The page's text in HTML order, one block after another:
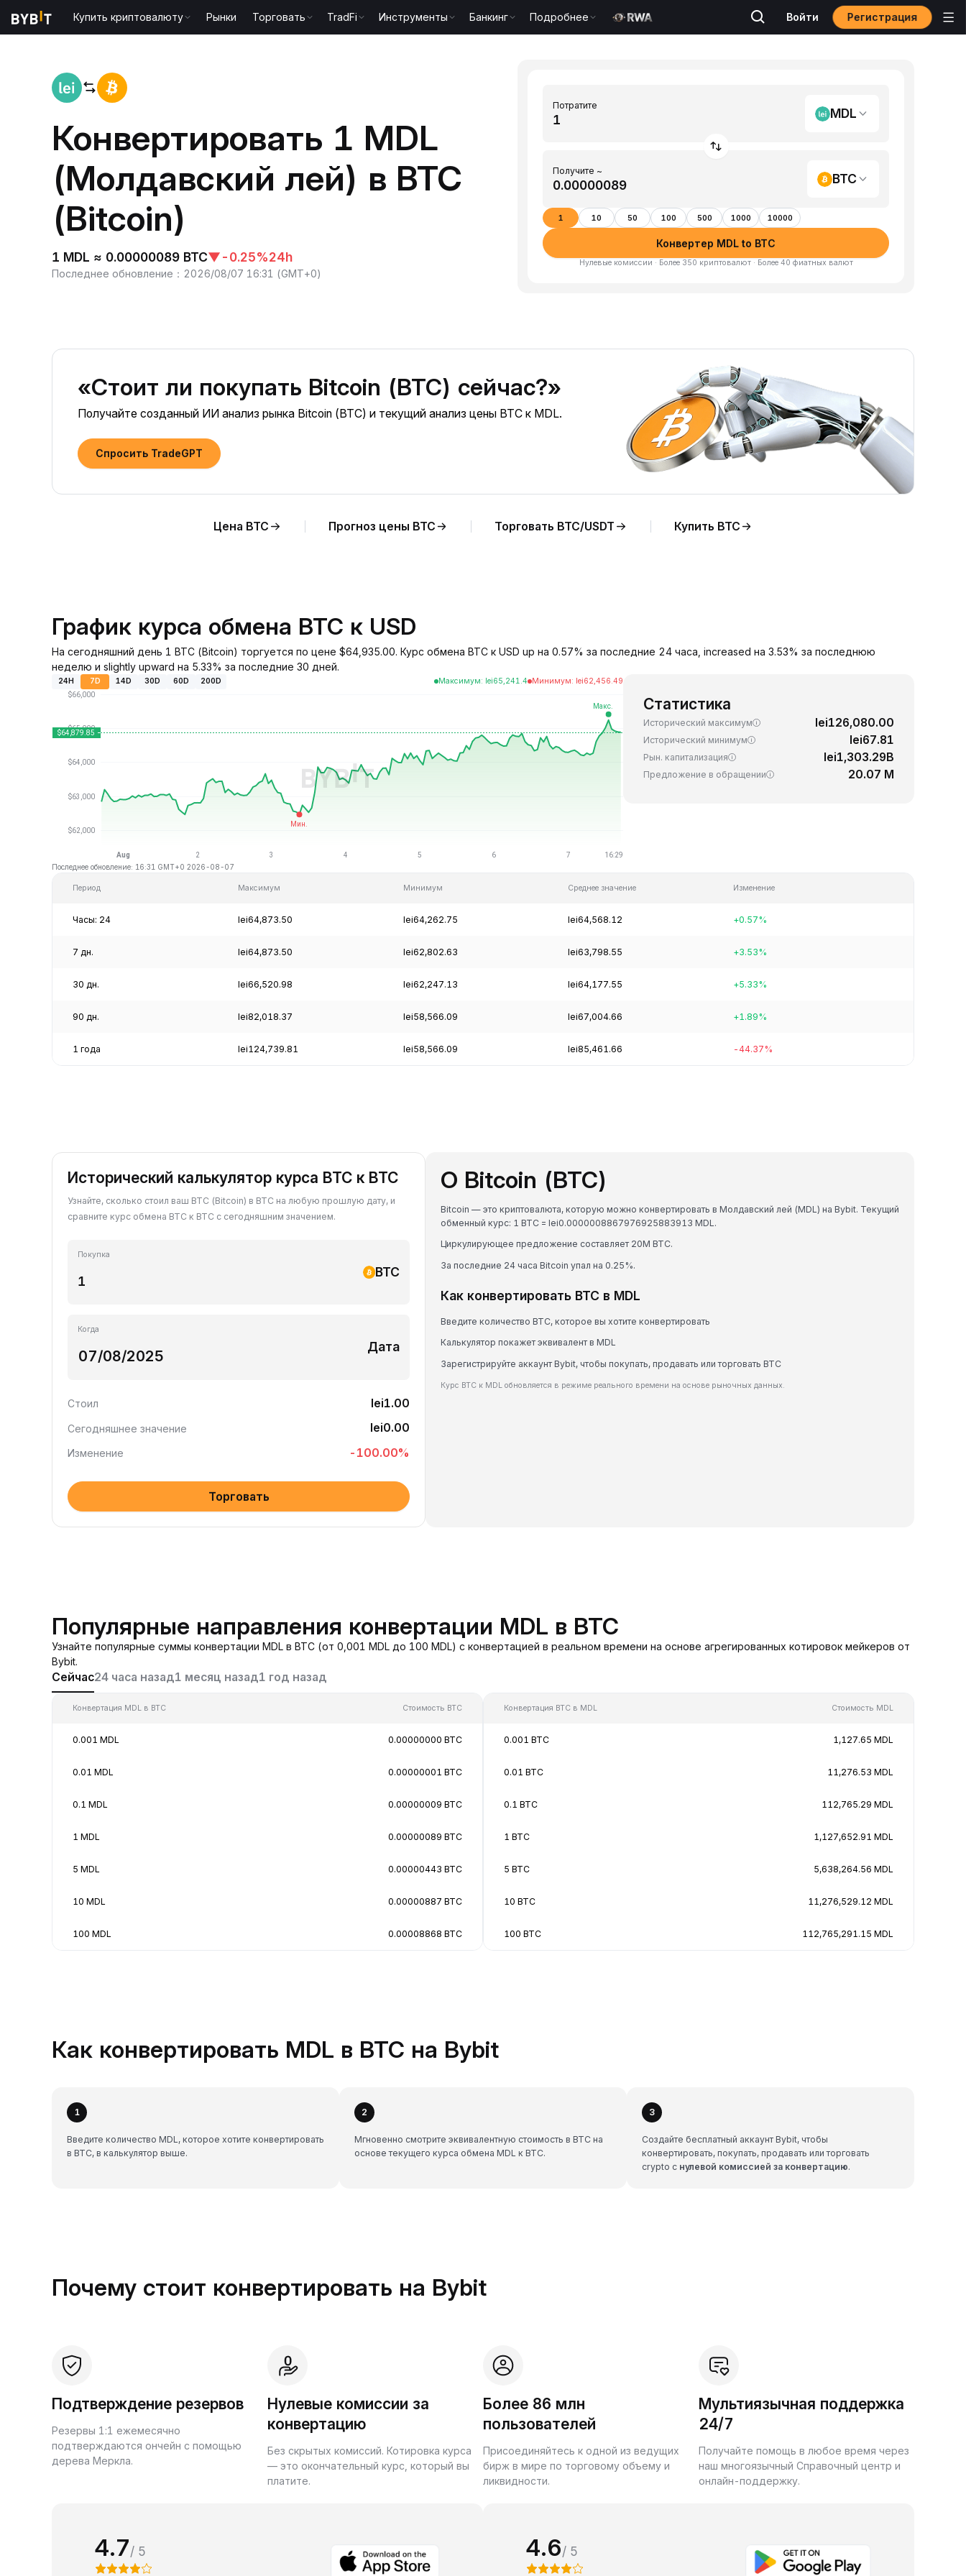
Купить криптовалюту Рынки Торговать TradFi Инструменты Банкинг Подробнее Войти Регистрация
Конвертировать 1 MDL
(Молдавский лей) в BTC
(Bitcoin)
1 MDL ≈ 0.00000089 BTC▼-0.25%24h
Последнее обновление ： 2026/08/07 16:31 (GMT+0)
Потратите
MDL
Получите ~
BTC
1 10 50 100 500 1000 10000
Конвертер MDL to BTC
Нулевые комиссии · Более 350 криптовалют · Более 40 фиатных валют
«Стоит ли покупать Bitcoin (BTC) сейчас?»
Получайте созданный ИИ анализ рынка Bitcoin (BTC) и текущий анализ цены BTC к MDL.
Спросить TradeGPT
Цена BTC Прогноз цены BTC Торговать BTC/USDT Купить BTC
График курса обмена BTC к USD
На сегодняшний день 1 BTC (Bitcoin) торгуется по цене $64,935.00. Курс обмена BTC к USD up на 0.57% за последние 24 часа, increased на 3.53% за последнюю
неделю и slightly upward на 5.33% за последние 30 дней.
24H 7D 14D 30D 60D 200D Максимум: lei65,241.4 Минимум: lei62,456.49
Последнее обновление: 16:31 GMT+0 2026-08-07
Статистика
Исторический максимум lei126,080.00
Исторический минимум lei67.81
Рын. капитализация lei1,303.29B
Предложение в обращении 20.07 M
Период Максимум Минимум Среднее значение Изменение
Часы: 24 lei64,873.50 lei64,262.75 lei64,568.12 +0.57%
7 дн. lei64,873.50 lei62,802.63 lei63,798.55 +3.53%
30 дн. lei66,520.98 lei62,247.13 lei64,177.55 +5.33%
90 дн. lei82,018.37 lei58,566.09 lei67,004.66 +1.89%
1 года lei124,739.81 lei58,566.09 lei85,461.66 -44.37%
Исторический калькулятор курса BTC к BTC
Узнайте, сколько стоил ваш BTC (Bitcoin) в BTC на любую прошлую дату, и
сравните курс обмена BTC к BTC с сегодняшним значением.
Покупка
BTC
Когда
Дата
Стоил lei1.00
Сегодняшнее значение lei0.00
Изменение -100.00%
Торговать
О Bitcoin (BTC)
Bitcoin — это криптовалюта, которую можно конвертировать в Молдавский лей (MDL) на Bybit. Текущий
обменный курс: 1 BTC = lei0.0000008867976925883913 MDL.
Циркулирующее предложение составляет 20M BTC.
За последние 24 часа Bitcoin упал на 0.25%.
Как конвертировать BTC в MDL
Введите количество BTC, которое вы хотите конвертировать
Калькулятор покажет эквивалент в MDL
Зарегистрируйте аккаунт Bybit, чтобы покупать, продавать или торговать BTC
Курс BTC к MDL обновляется в режиме реального времени на основе рыночных данных.
Популярные направления конвертации MDL в BTC
Узнайте популярные суммы конвертации MDL в BTC (от 0,001 MDL до 100 MDL) с конвертацией в реальном времени на основе агрегированных котировок мейкеров от
Bybit.
Сейчас24 часа назад1 месяц назад1 год назад
Конвертация MDL в BTC Стоимость BTC
0.001 MDL 0.00000000 BTC
0.01 MDL 0.00000001 BTC
0.1 MDL 0.00000009 BTC
1 MDL 0.00000089 BTC
5 MDL 0.00000443 BTC
10 MDL 0.00000887 BTC
100 MDL 0.00008868 BTC
Конвертация BTC в MDL Стоимость MDL
0.001 BTC 1,127.65 MDL
0.01 BTC 11,276.53 MDL
0.1 BTC 112,765.29 MDL
1 BTC 1,127,652.91 MDL
5 BTC 5,638,264.56 MDL
10 BTC 11,276,529.12 MDL
100 BTC 112,765,291.15 MDL
Как конвертировать MDL в BTC на Bybit
1
Введите количество MDL, которое хотите конвертировать
в BTC, в калькулятор выше.
2
Мгновенно смотрите эквивалентную стоимость в BTC на
основе текущего курса обмена MDL к BTC.
3
Создайте бесплатный аккаунт Bybit, чтобы
конвертировать, покупать, продавать или торговать
crypto с нулевой комиссией за конвертацию.
Почему стоит конвертировать на Bybit
Подтверждение резервов
Резервы 1:1 ежемесячно
подтверждаются ончейн с помощью
дерева Меркла.
Нулевые комиссии за
конвертацию
Без скрытых комиссий. Котировка курса
— это окончательный курс, который вы
платите.
Более 86 млн
пользователей
Присоединяйтесь к одной из ведущих
бирж в мире по торговому объему и
ликвидности.
Мультиязычная поддержка
24/7
Получайте помощь в любое время через
наш многоязычный Справочный центр и
онлайн-поддержку.
4.7/ 5 4.6/ 5